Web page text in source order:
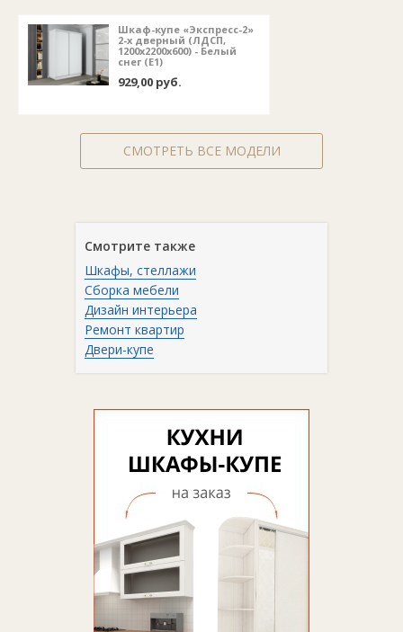
Гарантия:5 лет.Шкаф-купе «Экспресс-2»
2-х дверный (ЛДСП,
1200х2200х600) - Белый
снег (E1)
929,00 руб.
СМОТРЕТЬ ВСЕ МОДЕЛИ
Смотрите также
Шкафы, стеллажи
Сборка мебели
Дизайн интерьера
Ремонт квартир
Двери-купе